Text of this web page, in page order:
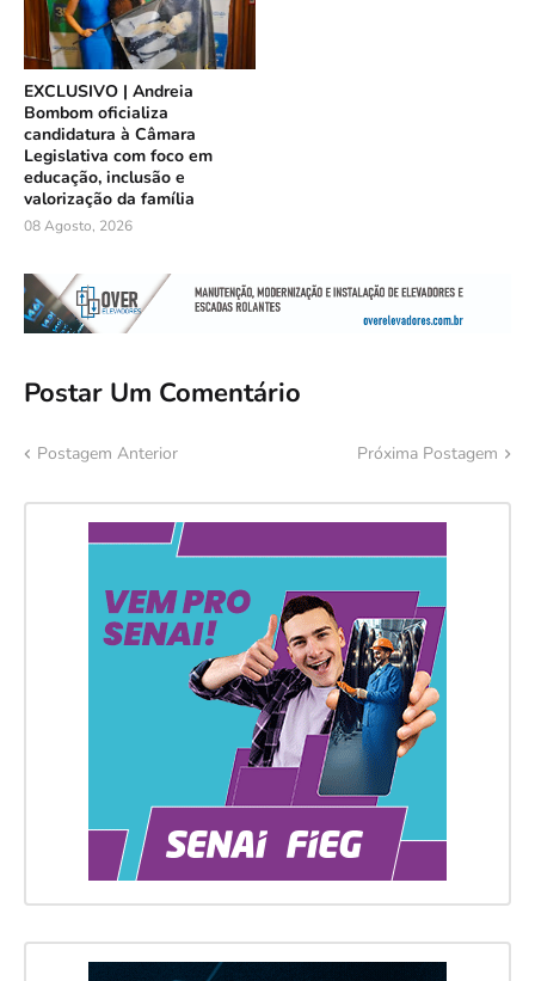
EXCLUSIVO | Andreia
Bombom oficializa
candidatura à Câmara
Legislativa com foco em
educação, inclusão e
valorização da família
08 Agosto, 2026
Postar Um Comentário
Postagem Anterior Próxima Postagem